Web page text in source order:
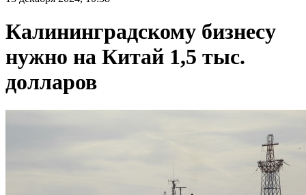
Калининградскому бизнесу
нужно на Китай 1,5 тыс.
долларов